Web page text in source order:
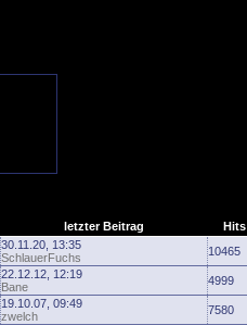
letzter Beitrag
Hits
30.11.20, 13:35
SchlauerFuchs
10465
22.12.12, 12:19
Bane
4999
19.10.07, 09:49
zwelch
7580